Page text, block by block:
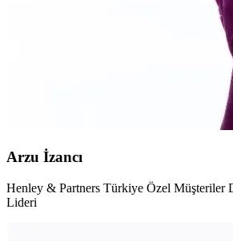
Arzu İzancı
Henley & Partners Türkiye Özel Müşteriler
Lideri